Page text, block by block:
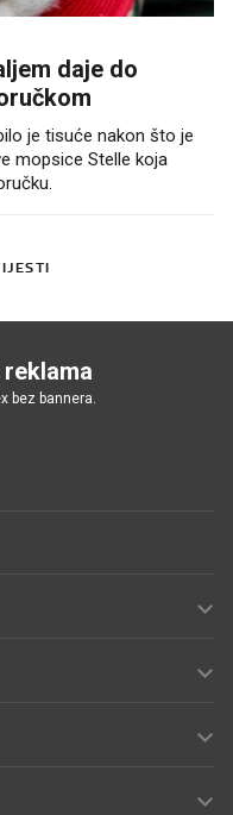
daje do
je tisuće nakon što je
mopsice Stelle koja
reklama
bez bannera.